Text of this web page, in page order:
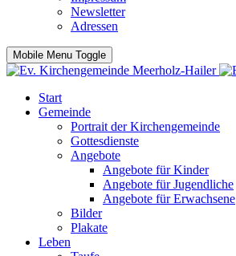
Newsletter
Adressen
Mobile Menu Toggle
Start
Gemeinde
Portrait der Kirchengemeinde
Gottesdienste
Angebote
Angebote für Kinder
Angebote für Jugendliche
Angebote für Erwachsene
Bilder
Plakate
Leben